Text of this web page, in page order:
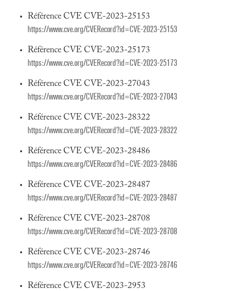
Référence CVE CVE-2023-25153
https://www.cve.org/CVERecord?id=CVE-2023-25153
Référence CVE CVE-2023-25173
https://www.cve.org/CVERecord?id=CVE-2023-25173
Référence CVE CVE-2023-27043
https://www.cve.org/CVERecord?id=CVE-2023-27043
Référence CVE CVE-2023-28322
https://www.cve.org/CVERecord?id=CVE-2023-28322
Référence CVE CVE-2023-28486
https://www.cve.org/CVERecord?id=CVE-2023-28486
Référence CVE CVE-2023-28487
https://www.cve.org/CVERecord?id=CVE-2023-28487
Référence CVE CVE-2023-28708
https://www.cve.org/CVERecord?id=CVE-2023-28708
Référence CVE CVE-2023-28746
https://www.cve.org/CVERecord?id=CVE-2023-28746
Référence CVE CVE-2023-2953